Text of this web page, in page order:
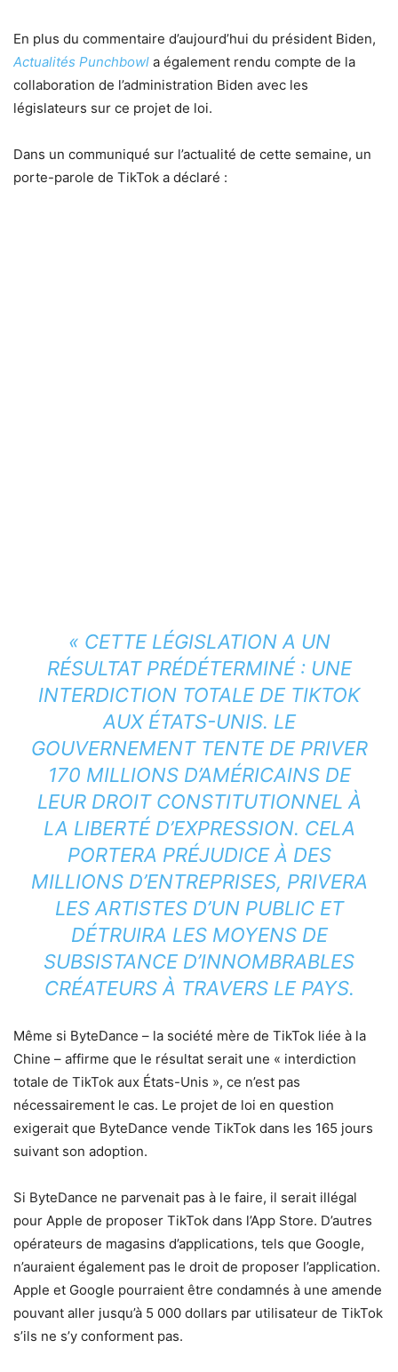
En plus du commentaire d’aujourd’hui du président Biden,
Actualités Punchbowl a également rendu compte de la
collaboration de l’administration Biden avec les
législateurs sur ce projet de loi.
Dans un communiqué sur l’actualité de cette semaine, un
porte-parole de TikTok a déclaré :
« CETTE LÉGISLATION A UN
RÉSULTAT PRÉDÉTERMINÉ : UNE
INTERDICTION TOTALE DE TIKTOK
AUX ÉTATS-UNIS. LE
GOUVERNEMENT TENTE DE PRIVER
170 MILLIONS D’AMÉRICAINS DE
LEUR DROIT CONSTITUTIONNEL À
LA LIBERTÉ D’EXPRESSION. CELA
PORTERA PRÉJUDICE À DES
MILLIONS D’ENTREPRISES, PRIVERA
LES ARTISTES D’UN PUBLIC ET
DÉTRUIRA LES MOYENS DE
SUBSISTANCE D’INNOMBRABLES
CRÉATEURS À TRAVERS LE PAYS.
Même si ByteDance – la société mère de TikTok liée à la
Chine – affirme que le résultat serait une « interdiction
totale de TikTok aux États-Unis », ce n’est pas
nécessairement le cas. Le projet de loi en question
exigerait que ByteDance vende TikTok dans les 165 jours
suivant son adoption.
Si ByteDance ne parvenait pas à le faire, il serait illégal
pour Apple de proposer TikTok dans l’App Store. D’autres
opérateurs de magasins d’applications, tels que Google,
n’auraient également pas le droit de proposer l’application.
Apple et Google pourraient être condamnés à une amende
pouvant aller jusqu’à 5 000 dollars par utilisateur de TikTok
s’ils ne s’y conforment pas.